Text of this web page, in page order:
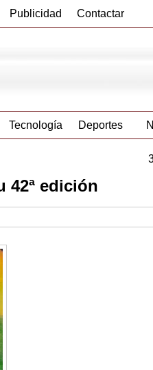
Publicidad Contactar
Tecnología Deportes
42ª edición